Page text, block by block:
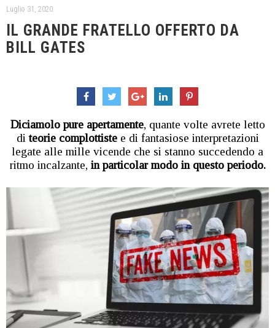
Luglio 31, 2020
IL GRANDE FRATELLO OFFERTO DA
BILL GATES
Diciamolo pure apertamente, quante volte avrete letto
diteorie complottistee di fantasiose interpretazioni
legate alle mille vicende che si stanno succedendo a
ritmo incalzante, in particolar modo in questo periodo.